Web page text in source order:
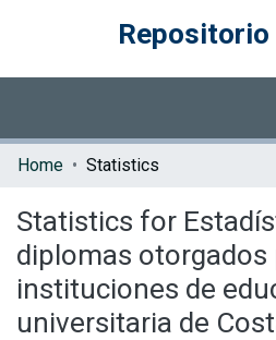
Communities & Collections
Home Statistics
Statistics for
diplomas otorgados
instituciones de
universitaria de